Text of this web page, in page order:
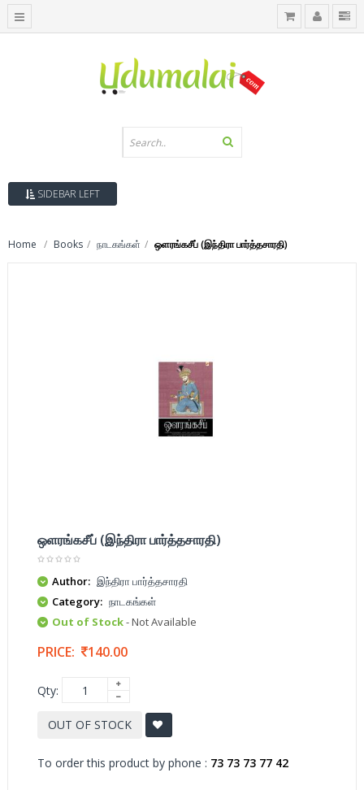
SIDEBAR LEFT
Home Books நாடகங்கள் ஒளரங்கசீப் (இந்திரா பார்த்தசாரதி)
ஒளரங்கசீப் (இந்திரா பார்த்தசாரதி)
Author: இந்திரா பார்த்தசாரதி
Category: நாடகங்கள்
Out of Stock- Not Available
PRICE: 140.00
Qty:
OUT OF STOCK
To order this product by phone : 73 73 73 77 42